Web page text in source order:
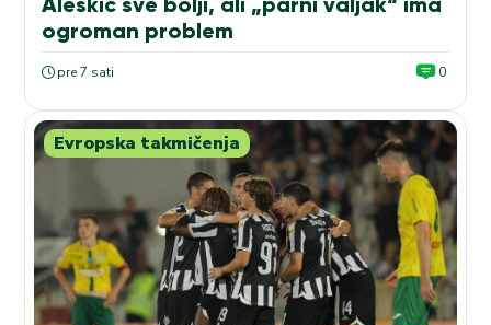
ogroman problem
pre 7 sati 0
Evropska takmičenja